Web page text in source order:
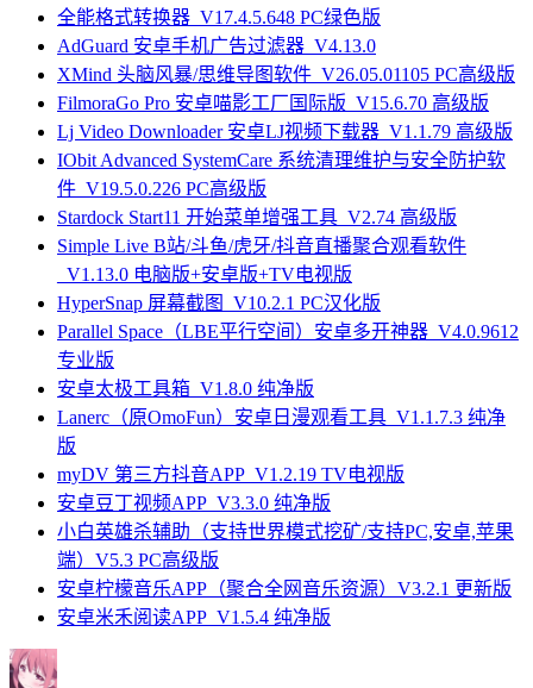
全能格式转换器_V17.4.5.648 PC绿色版
AdGuard 安卓手机广告过滤器_V4.13.0
XMind 头脑风暴/思维导图软件_V26.05.01105 PC高级版
FilmoraGo Pro 安卓喵影工厂国际版_V15.6.70 高级版
Lj Video Downloader 安卓LJ视频下载器_V1.1.79 高级版
IObit Advanced SystemCare 系统清理维护与安全防护软
件_V19.5.0.226 PC高级版
Stardock Start11 开始菜单增强工具_V2.74 高级版
Simple Live B站/斗鱼/虎牙/抖音直播聚合观看软件
_V1.13.0 电脑版+安卓版+TV电视版
HyperSnap 屏幕截图_V10.2.1 PC汉化版
Parallel Space（LBE平行空间）安卓多开神器_V4.0.9612
专业版
安卓太极工具箱_V1.8.0 纯净版
Lanerc（原OmoFun）安卓日漫观看工具_V1.1.7.3 纯净
版
myDV 第三方抖音APP_V1.2.19 TV电视版
安卓豆丁视频APP_V3.3.0 纯净版
小白英雄杀辅助（支持世界模式挖矿/支持PC,安卓,苹果
端）V5.3 PC高级版
安卓柠檬音乐APP（聚合全网音乐资源）V3.2.1 更新版
安卓米禾阅读APP_V1.5.4 纯净版